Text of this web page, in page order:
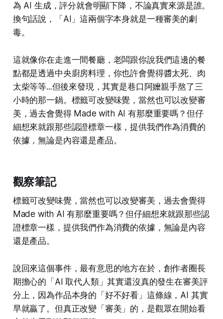
為 AI 生成，評分就會明顯下降，不論真實來源是誰。
換句話說，「AI」這兩個字本身就是一種審美的劇
毒。
這就像你在走進一間餐廳，老闆跟你說我們這邊的餐
點都是透過中央廚房料理，你也許會覺得醬太死、肉
太柴等等...但後來發現，其實是巷口阿嬤親手熬了三
小時的那一鍋。標籤可改變味覺，當然也可以改變審
美，過去會覺得 Made with AI 有那麼重要嗎？但仔
細想來就跟那些認證標章一樣，提供我們作為消費的
依據，無論是內容還是產品。
觀察筆記
標籤可改變味覺，當然也可以改變審美，過去會覺得
Made with AI 有那麼重要嗎？但仔細想來就跟那些認
證標章一樣，提供我們作為消費的依據，無論是內容
還是產品。
說回來這個事件，最有意思的地方在於，創作者圈長
期擔心的「AI 取代人類」其實還沒真的發生在審美評
分上，因為作品本身的「好不好看」這條線，AI 其實
早就贏了。但真正改變「審美」的，是觀眾在開始看